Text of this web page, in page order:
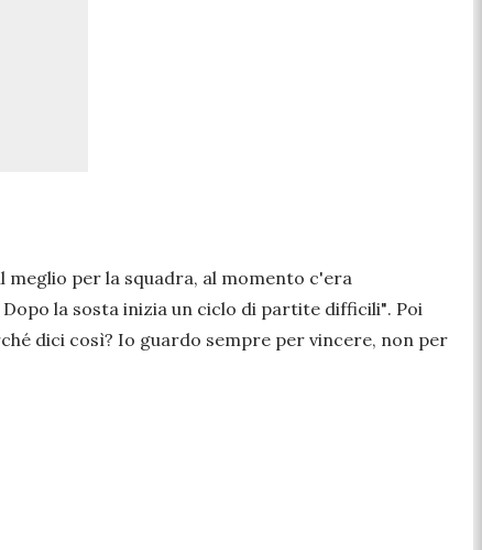
per la squadra, al momento c'era
la sosta inizia un ciclo di partite difficili". Poi
dici così? Io guardo sempre per vincere, non per